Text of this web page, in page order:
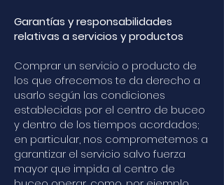
Garantías y responsabilidades
relativas a servicios y productos
Comprar un servicio o producto de
los que ofrecemos te da derecho a
usarlo según las condiciones
establecidas por el centro de buceo
y dentro de los tiempos acordados;
en particular, nos comprometemos a
garantizar el servicio salvo fuerza
mayor que impida al centro de